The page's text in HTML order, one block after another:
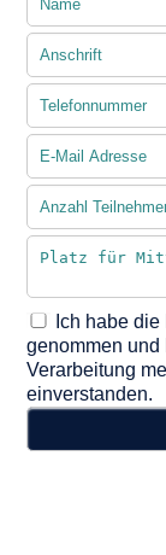
Ich habe
genommen und
Verarbeitung
einverstanden.